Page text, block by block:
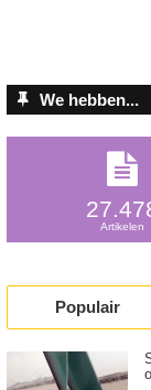
We hebben...
Artikelen
Populair